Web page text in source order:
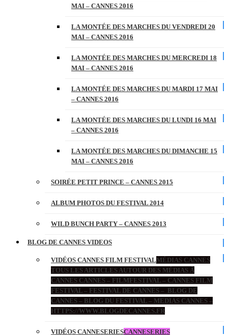
MAI – CANNES 2016
LA MONTÉE DES MARCHES DU VENDREDI 20
MAI – CANNES 2016
LA MONTÉE DES MARCHES DU MERCREDI 18
MAI – CANNES 2016
LA MONTÉE DES MARCHES DU MARDI 17 MAI
– CANNES 2016
LA MONTÉE DES MARCHES DU LUNDI 16 MAI
– CANNES 2016
LA MONTÉE DES MARCHES DU DIMANCHE 15
MAI – CANNES 2016
SOIRÉE PETIT PRINCE – CANNES 2015
ALBUM PHOTOS DU FESTIVAL 2014
WILD BUNCH PARTY – CANNES 2013
BLOG DE CANNES VIDEOS
VIDÉOS CANNES FILM FESTIVALMÉDIAS CANNES
TOUS LES ARTICLES AUTOUR DES MÉDIAS À
CANNES CANNES – FILMFESTIVAL – CANNES FILM
FESTIVAL – FESTIVAL DE CANNES – BLOG DE
CANNES – BLOG DU FESTIVAL – MEDIAS CANNES –
HTTPS://WWW.BLOGDECANNES.FR
VIDÉOS CANNESERIESCANNESERIES